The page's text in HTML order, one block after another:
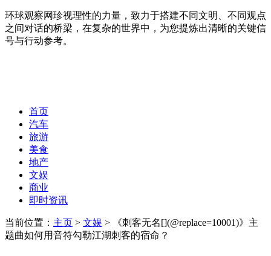
环球观察网珍视理性的力量，致力于搭建不同文明、不同观点
之间对话的桥梁，在复杂的世界中，为您提炼出清晰的关键信
号与行动参考。
首页
汽车
旅游
美食
地产
文娱
商业
即时资讯
当前位置： 主页 > 文娱 > 《刺客无名[](@replace=10001)》主
题曲如何用音符勾勒江湖刺客的宿命？